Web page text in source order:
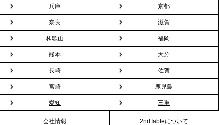
2026.2.13
プレスリリースのご案内｜オフィスが「１日限定の
バー」に！福利厚生・社内交流を格上げする《出張
バーテンダー》サービスを開始
2026.1.26
プレスリリースのご案内｜もう「義理チョコ」で悩
まない。職場のバレンタインをケータリングで“福利
厚生”化。採用にも効く新スタイルを提案
兵庫 京都
奈良 滋賀
和歌山 福岡
熊本 大分
長崎 佐賀
宮崎 鹿児島
愛知 三重
会社情報 2ndTableについて